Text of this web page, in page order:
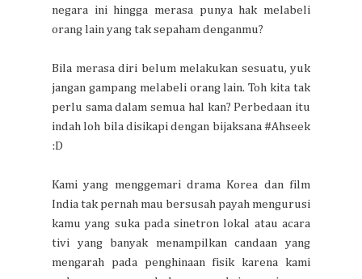
negara ini hingga merasa punya hak melabeli
orang lain yang tak sepaham denganmu?
Bila merasa diri belum melakukan sesuatu, yuk
jangan gampang melabeli orang lain. Toh kita tak
perlu sama dalam semua hal kan? Perbedaan itu
indah loh bila disikapi dengan bijaksana #Ahseek
:D
Kami yang menggemari drama Korea dan film
India tak pernah mau bersusah payah mengurusi
kamu yang suka pada sinetron lokal atau acara
tivi yang banyak menampilkan candaan yang
mengarah pada penghinaan fisik karena kami